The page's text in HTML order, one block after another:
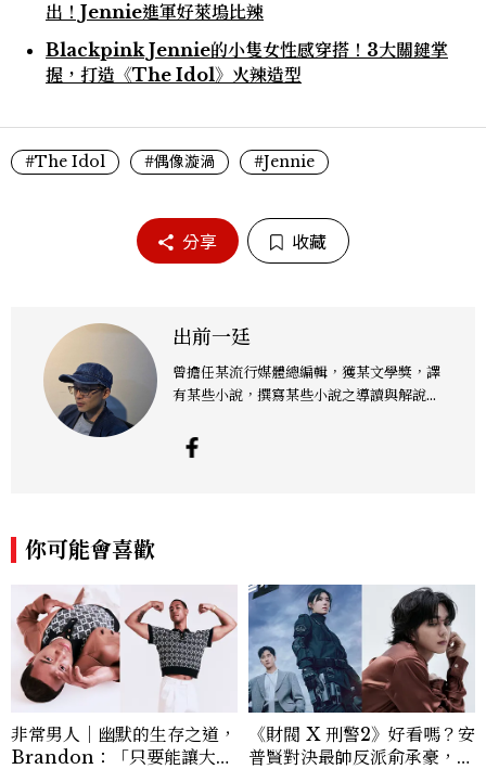
出！Jennie進軍好萊塢比辣
Blackpink Jennie的小隻女性感穿搭！3大關鍵掌
握，打造《The Idol》火辣造型
#The Idol #偶像漩渦 #Jennie
分享 收藏
出前一廷
曾擔任某流行媒體總編輯，獲某文學獎，譯
有某些小說，撰寫某些小說之導讀與解說類
乾脆在家看片，配上熱騰騰的泡麵，故以此
為名。臉書粉絲頁為「史蒂芬金銀銅鐵席
你可能會喜歡
非常男人｜幽默的生存之道，
Brandon：「只要能讓大家
《財閥 X 刑警2》好看嗎？安
普賢對決最帥反派俞承豪，鄭